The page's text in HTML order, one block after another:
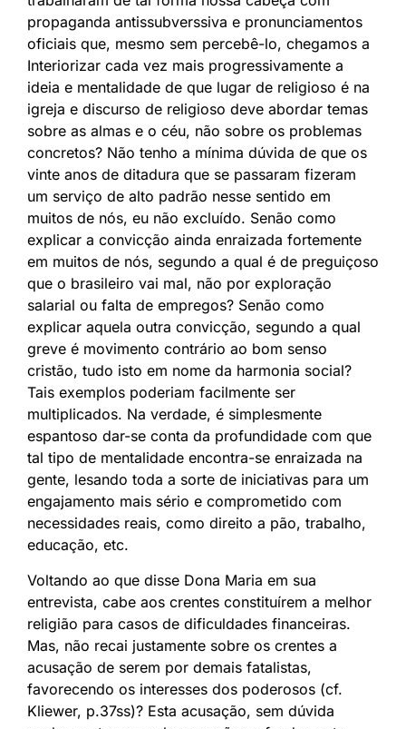
propaganda antissubverssiva e pronunciamentos
oficiais que, mesmo sem percebê-lo, chegamos a
Interiorizar cada vez mais progressivamente a
ideia e mentalidade de que lugar de religioso é na
igreja e discurso de religioso deve abordar temas
sobre as almas e o céu, não sobre os problemas
concretos? Não tenho a mínima dúvida de que os
vinte anos de ditadura que se passaram fizeram
um serviço de alto padrão nesse sentido em
muitos de nós, eu não excluído. Senão como
explicar a convicção ainda enraizada fortemente
em muitos de nós, segundo a qual é de preguiçoso
que o brasileiro vai mal, não por exploração
salarial ou falta de empregos? Senão como
explicar aquela outra convicção, segundo a qual
greve é movimento contrário ao bom senso
cristão, tudo isto em nome da harmonia social?
Tais exemplos poderiam facilmente ser
multiplicados. Na verdade, é simplesmente
espantoso dar-se conta da profundidade com que
tal tipo de mentalidade encontra-se enraizada na
gente, lesando toda a sorte de iniciativas para um
engajamento mais sério e comprometido com
necessidades reais, como direito a pão, trabalho,
educação, etc.
Voltando ao que disse Dona Maria em sua
entrevista, cabe aos crentes constituírem a melhor
religião para casos de dificuldades financeiras.
Mas, não recai justamente sobre os crentes a
acusação de serem por demais fatalistas,
favorecendo os interesses dos poderosos (cf.
Kliewer, p.37ss)? Esta acusação, sem dúvida